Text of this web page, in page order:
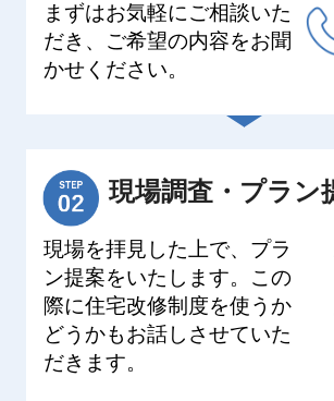
まずはお気軽にご相談いた
だき、ご希望の内容をお聞
かせください。
現場調査・プラン
現場を拝見した上で、プラ
ン提案をいたします。この
際に住宅改修制度を使うか
どうかもお話しさせていた
だきます。